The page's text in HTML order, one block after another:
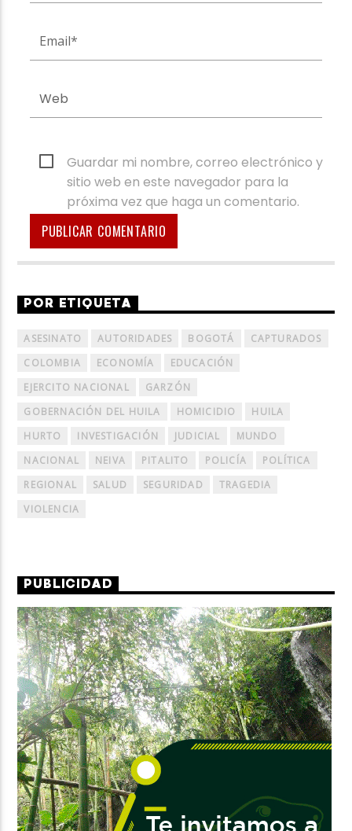
Guardar mi nombre, correo electrónico y
sitio web en este navegador para la
próxima vez que haga un comentario.
POR ETIQUETA
ASESINATO AUTORIDADES BOGOTÁ
CAPTURADOS
COLOMBIA
ECONOMÍA
EDUCACIÓN
EJERCITO NACIONAL
GARZÓN
GOBERNACIÓN DEL HUILA
HOMICIDIO
HUILA
HURTO
INVESTIGACIÓN JUDICIAL
MUNDO
NACIONAL
NEIVA PITALITO POLICÍA
POLÍTICA
REGIONAL
SALUD SEGURIDAD
TRAGEDIA
VIOLENCIA
PUBLICIDAD